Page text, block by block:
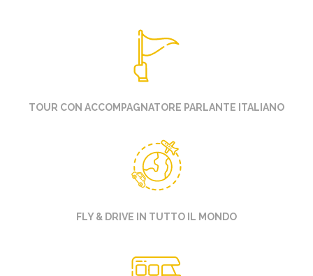
TOUR CON ACCOMPAGNATORE PARLANTE ITALIANO
FLY & DRIVE IN TUTTO IL MONDO